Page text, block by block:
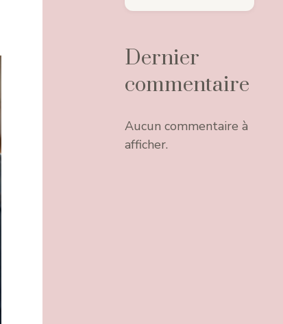
Dernier
commentaire
Aucun commentaire à
afficher.